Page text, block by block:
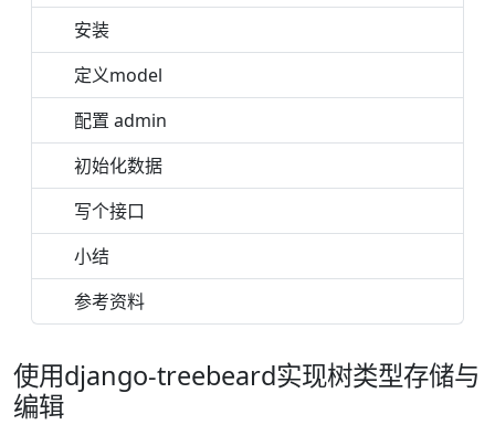
安装
定义model
配置 admin
初始化数据
写个接口
小结
参考资料
使用django-treebeard实现树类型存储与
编辑